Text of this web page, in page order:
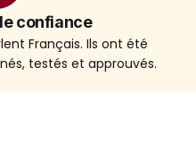
confiance
Français. Ils ont été
testés et approuvés.